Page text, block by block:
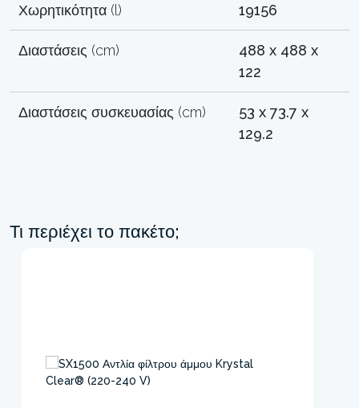
Χωρητικότητα (l) 19156
Διαστάσεις (cm)
488 x 488 x
122
Διαστάσεις συσκευασίας (cm)
53 x 73.7 x
129.2
Τι περιέχει το πακέτο;